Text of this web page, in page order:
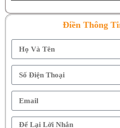
Điền Thông